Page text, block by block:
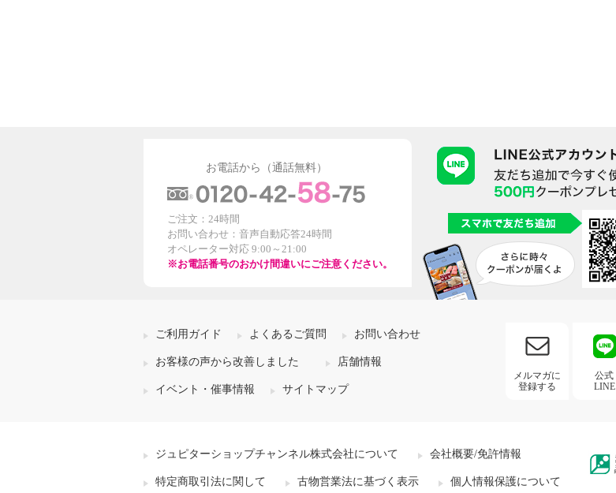
お電話から（通話無料）
ご注文：24時間
お問い合わせ：音声自動応答24時間
オペレーター対応 9:00～21:00
※お電話番号のおかけ間違いにご注意ください。
ご利用ガイド よくあるご質問 お問い合わせ
お客様の声から改善しました 店舗情報
イベント・催事情報 サイトマップ
メルマガに
登録する
公式
LINE
ジュピターショップチャンネル株式会社について 会社概要/免許情報
特定商取引法に関して 古物営業法に基づく表示 個人情報保護について